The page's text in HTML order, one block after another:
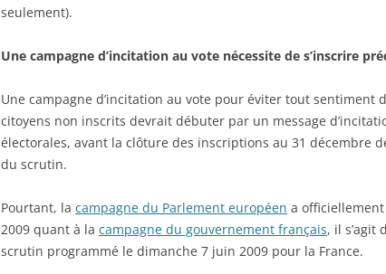
seulement).
Une campagne d’incitation au vote nécessite de s’inscrire
Une campagne d’incitation au vote pour éviter tout sentiment
citoyens non inscrits devrait débuter par un message
électorales, avant la clôture des inscriptions au 31 décembre
du scrutin.
Pourtant, la campagne du Parlement européen a
2009 quant à la campagne du gouvernement français, il s’agit
scrutin programmé le dimanche 7 juin 2009 pour la France.